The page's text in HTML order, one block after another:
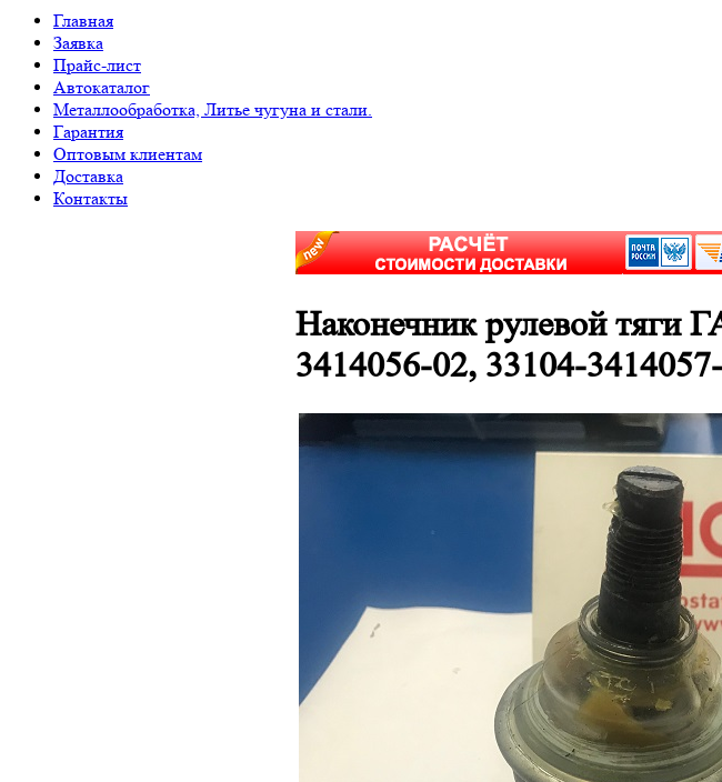
Главная
Заявка
Прайс-лист
Автокаталог
Металлообработка, Литье чугуна и стали.
Гарантия
Оптовым клиентам
Доставка
Контакты
Наконечник рулевой тяги
3414056-02, 33104-